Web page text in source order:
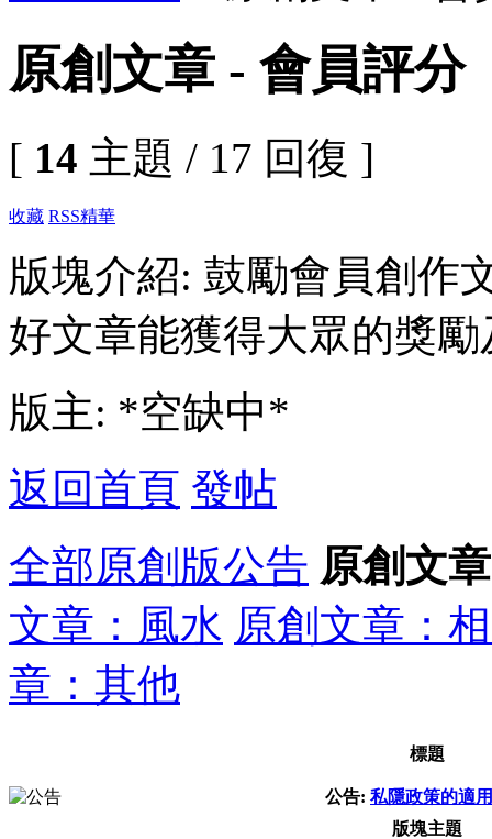
原創文章 - 會員評分
[ 14 主題 / 17 回復 ]
收藏 RSS精華
版塊介紹: 鼓勵會員創作
好文章能獲得大眾的獎
版主: *空缺中*
返回首頁 發帖
全部原創版公告 原創文
文章：風水 原創文章：
章：其他
標題
公告: 私隱政策的適
版塊主題